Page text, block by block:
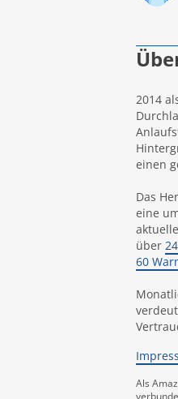
2014
einen
Das
eine
über
60
Als